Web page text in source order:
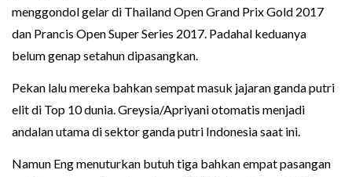
menggondol gelar di Thailand Open Grand Prix Gold 2017
dan Prancis Open Super Series 2017. Padahal keduanya
belum genap setahun dipasangkan.
Pekan lalu mereka bahkan sempat masuk jajaran ganda putri
elit di Top 10 dunia. Greysia/Apriyani otomatis menjadi
andalan utama di sektor ganda putri Indonesia saat ini.
Namun Eng menuturkan butuh tiga bahkan empat pasangan